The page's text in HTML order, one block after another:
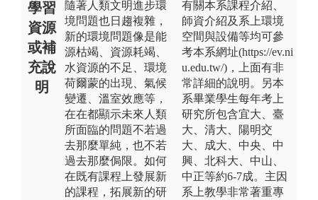
學習
資源
或補
充說
明
隨著人類文明進步環
境問題也日趨複雜，
新的環境問題像是能
源枯竭、資源耗竭、
水資源的不足、環境
荷爾蒙的出現、氣候
變遷、溫室效應等，
在在都顯示未來人類
所面臨的問題不若過
去那麼單純，也不若
過去那麼侷限。如何
在既有課程上發展新
的課程，拓展新的研
有關本系課程介紹、
師資介紹及系上環境
空間與設備等均可參
考本系網址(https://ev.ni
u.edu.tw/)，上面有非
常詳細的說明。另本
系畢業學生每年考上
研究所包含宜大、臺
大、清大、陽明交
大、成大、中央、中
興、北科大、中山、
中正等約6-7成。主因
系上教學非常著重專